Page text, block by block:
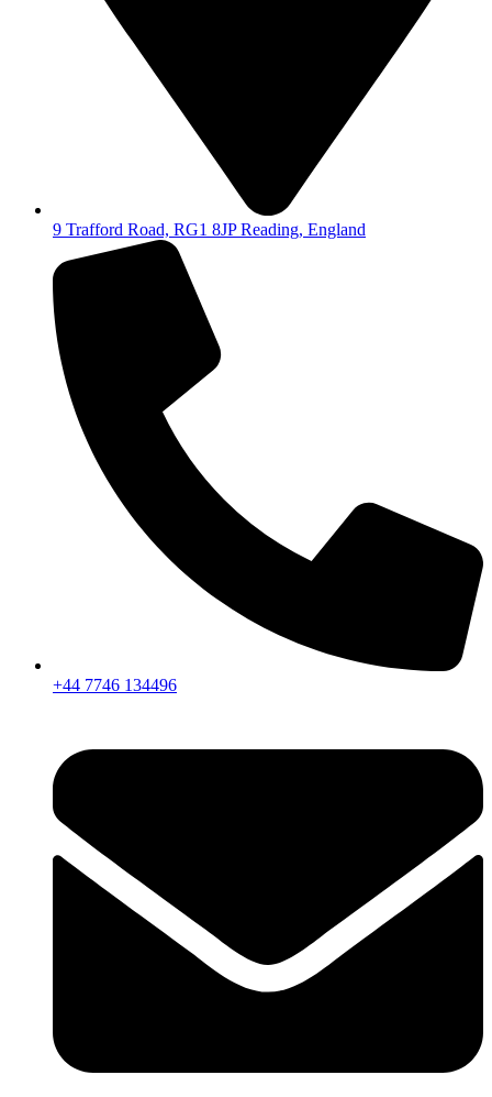
9 Trafford Road, RG1 8JP Reading, England
+44 7746 134496